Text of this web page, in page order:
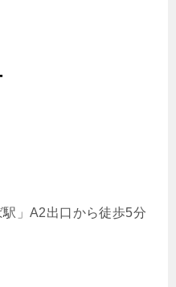
」A2出口から徒歩5分